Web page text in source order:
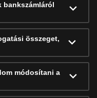
bankszámláról
összeget,
módosítani a